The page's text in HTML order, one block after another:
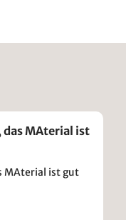
das MAterial ist
MAterial ist gut